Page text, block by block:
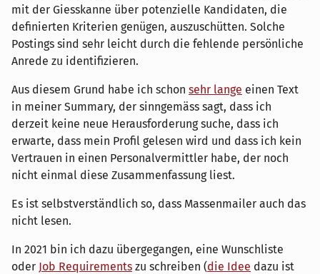
mit der Giesskanne über potenzielle Kandidaten, die
definierten Kriterien genügen, auszuschütten. Solche
Postings sind sehr leicht durch die fehlende persönliche
Anrede zu identifizieren.
Aus diesem Grund habe ich schon sehr lange einen Text
in meiner Summary, der sinngemäss sagt, dass ich
derzeit keine neue Herausforderung suche, dass ich
erwarte, dass mein Profil gelesen wird und dass ich kein
Vertrauen in einen Personalvermittler habe, der noch
nicht einmal diese Zusammenfassung liest.
Es ist selbstverständlich so, dass Massenmailer auch das
nicht lesen.
In 2021 bin ich dazu übergegangen, eine Wunschliste
oder Job Requirements zu schreiben (die Idee dazu ist